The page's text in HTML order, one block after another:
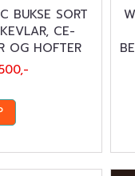
BUKSE SORT
CE-
OG HOFTER